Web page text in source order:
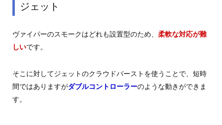
ジェット
ヴァイパーのスモークはどれも設置型のため、 柔軟な対応が難
しいです。
そこに対してジェットのクラウドバーストを使うことで、短時
間ではありますがダブルコントローラーのような動きができま
す。